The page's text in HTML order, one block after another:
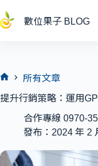
至
容
數位果子 BLOG
頁
所有文章
提升行銷策略：運用
合作專線 0970-
發布：2024 年 2